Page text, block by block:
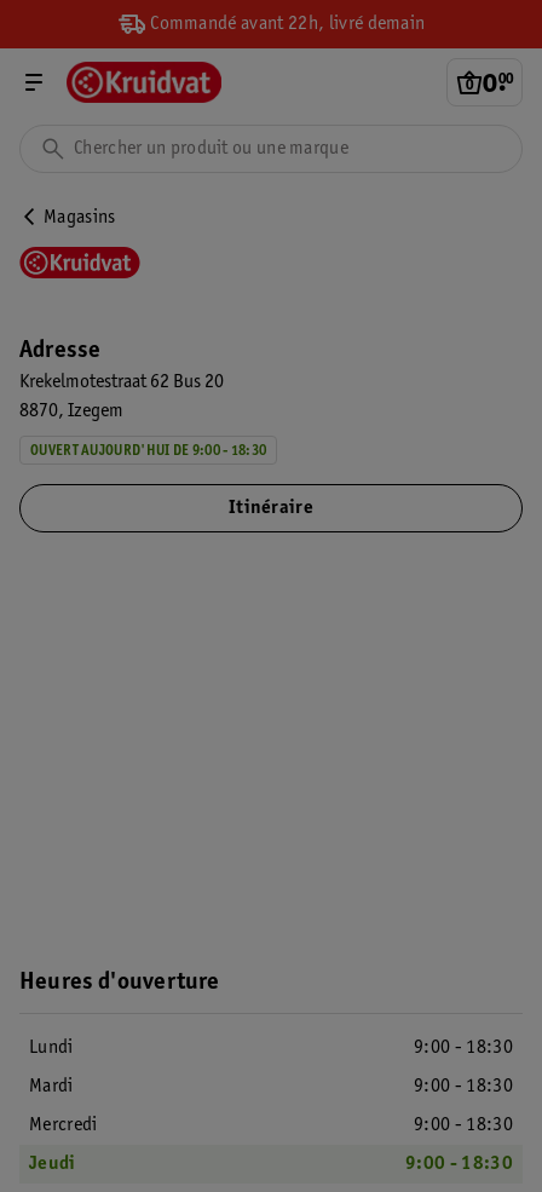
Commandé avant 22h, livré demain
0.
00
Magasins
Adresse
Krekelmotestraat 62 Bus 20
8870 Izegem
OUVERT AUJOURD'HUI DE 9:00 - 18:30
Itinéraire
Heures d'ouverture
Lundi
9:00 - 18:30
Mardi
9:00 - 18:30
Mercredi
9:00 - 18:30
Jeudi
9:00 - 18:30